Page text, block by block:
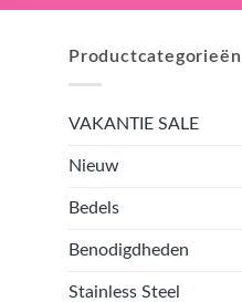
Productcategorieën
VAKANTIE SALE
Nieuw
Bedels
Benodigdheden
Stainless Steel